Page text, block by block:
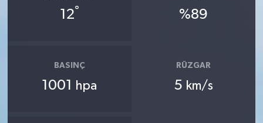
12° %89
BASINÇ
1001 hpa
RÜZGAR
5 km/s